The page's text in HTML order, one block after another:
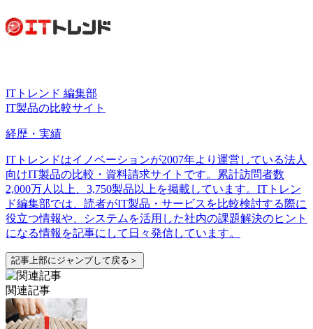
ITトレンド 編集部
IT製品の比較サイト
経歴・実績
ITトレンドはイノベーションが2007年より運営している法人
向けIT製品の比較・資料請求サイトです。累計訪問者数
2,000万人以上、3,750製品以上を掲載しています。ITトレン
ド編集部では、読者がIT製品・サービスを比較検討する際に
役立つ情報や、システムを活用した社内の課題解決のヒント
になる情報を記事にして日々発信しています。
記事上部にジャンプして戻る＞
関連記事